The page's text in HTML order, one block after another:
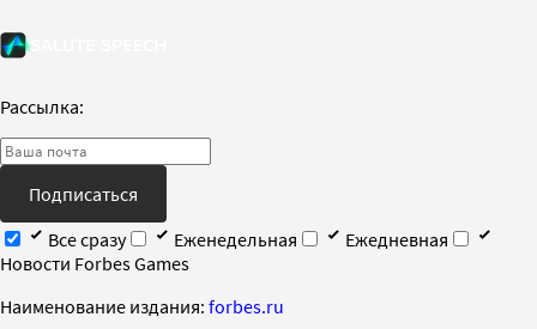
Рассылка:
Подписаться
Все сразу
Еженедельная
Ежедневная
Новости Forbes Games
Наименование издания: forbes.ru